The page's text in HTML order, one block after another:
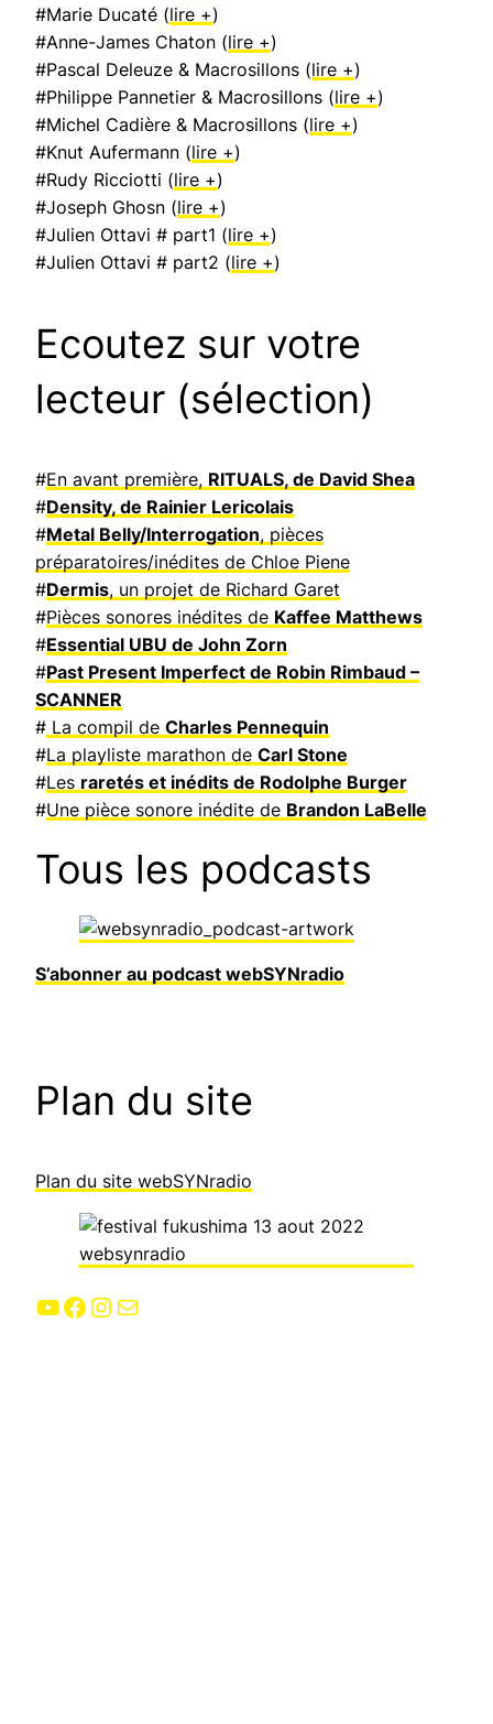
#Marie Ducaté (lire +)
#Anne-James Chaton (lire +)
#Pascal Deleuze & Macrosillons (lire +)
#Philippe Pannetier & Macrosillons (lire +)
#Michel Cadière & Macrosillons (lire +)
#Knut Aufermann (lire +)
#Rudy Ricciotti (lire +)
#Joseph Ghosn (lire +)
#Julien Ottavi # part1 (lire +)
#Julien Ottavi # part2 (lire +)
Ecoutez sur votre
lecteur (sélection)
#En avant première, RITUALS, de David Shea
#Density, de Rainier Lericolais
#Metal Belly/Interrogation, pièces
préparatoires/inédites de Chloe Piene
#Dermis, un projet de Richard Garet
#Pièces sonores inédites de Kaffee Matthews
#Essential UBU de John Zorn
#Past Present Imperfect de Robin Rimbaud –
SCANNER
# La compil de Charles Pennequin
#La playliste marathon de Carl Stone
#Les raretés et inédits de Rodolphe Burger
#Une pièce sonore inédite de Brandon LaBelle
Tous les podcasts
S’abonner au podcast webSYNradio
Plan du site
Plan du site webSYNradio
YouTube Facebook Instagram E-mail